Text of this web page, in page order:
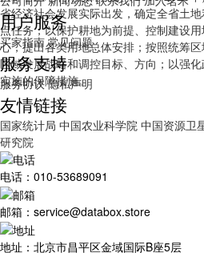
省经济社会发展实际出发，确定全省土
点任务；以保护耕地为前提、控制建设
心，提出各类用地总体安排；按照统筹
区域发展战略和调控目标、方向；以强
实施的保障措施。
用户服务
买家指南 常见问题
服务支持
服务协议 隐私声明
友情链接
国家统计局 中国农业科学院 中国资源卫
研究院
电话：010-53689091
邮箱：service@databox.store
地址：北京市昌平区金域国际B座5层